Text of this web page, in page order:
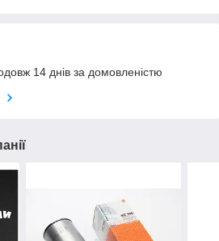
14 днів за домовленістю